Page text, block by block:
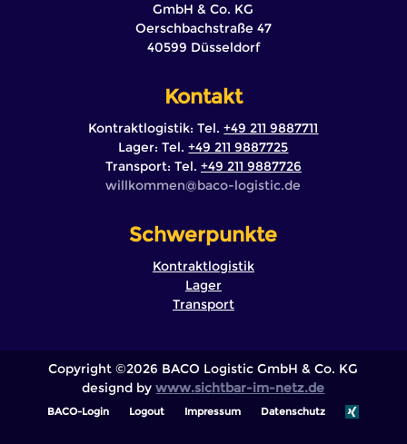
GmbH & Co. KG
Oerschbachstraße 47
40599 Düsseldorf
Kontakt
Kontraktlogistik: Tel.+49 211 9887711
Lager: Tel.+49 211 9887725
Transport: Tel. +49 211 9887726
ed.ci
tsigo
l-oca
b@nem
mokll
iw
Schwerpunkte
Kontraktlogistik
Lager
Transport
Copyright ©2026 BACO Logistic GmbH & Co. KG
designd bywww.sichtbar-im-netz.de
BACO-Login Logout Impressum Datenschutz